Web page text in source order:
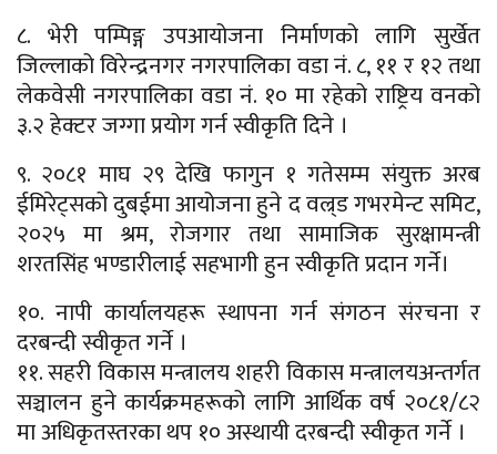
८. भेरी पम्पिङ्ग उपआयोजना निर्माणको लागि सुर्खेत
जिल्लाको विरेन्द्रनगर नगरपालिका वडा नं. ८, ११ र १२ तथा
लेकवेसी नगरपालिका वडा नं. १० मा रहेको राष्ट्रिय वनको
३.२ हेक्टर जग्गा प्रयोग गर्न स्वीकृति दिने ।
९. २०८१ माघ २९ देखि फागुन १ गतेसम्म संयुक्त अरब
ईमिरेट्सको दुबईमा आयोजना हुने द वल्र्ड गभरमेन्ट समिट,
२०२५ मा श्रम, रोजगार तथा सामाजिक सुरक्षामन्त्री
शरतसिंह भण्डारीलाई सहभागी हुन स्वीकृति प्रदान गर्ने।
१०. नापी कार्यालयहरू स्थापना गर्न संगठन संरचना र
दरबन्दी स्वीकृत गर्ने ।
११. सहरी विकास मन्त्रालय शहरी विकास मन्त्रालयअन्तर्गत
सञ्चालन हुने कार्यक्रमहरूको लागि आर्थिक वर्ष २०८१/८२
मा अधिकृतस्तरका थप १० अस्थायी दरबन्दी स्वीकृत गर्ने ।